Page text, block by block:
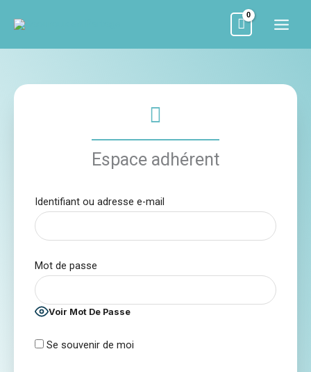
contenu
Espace adhérent
Identifiant ou adresse e-mail
Mot de passe
Voir Mot De Passe
Se souvenir de moi